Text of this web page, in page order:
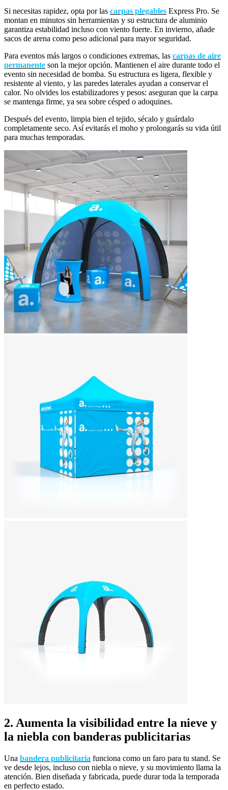
Si necesitas rapidez, opta por las carpas plegables Express Pro. Se
montan en minutos sin herramientas y su estructura de aluminio
garantiza estabilidad incluso con viento fuerte. En invierno, añade
sacos de arena como peso adicional para mayor seguridad.
Para eventos más largos o condiciones extremas, las carpas de aire
permanente son la mejor opción. Mantienen el aire durante todo el
evento sin necesidad de bomba. Su estructura es ligera, flexible y
resistente al viento, y las paredes laterales ayudan a conservar el
calor. No olvides los estabilizadores y pesos: aseguran que la carpa
se mantenga firme, ya sea sobre césped o adoquines.
Después del evento, limpia bien el tejido, sécalo y guárdalo
completamente seco. Así evitarás el moho y prolongarás su vida útil
para muchas temporadas.
2. Aumenta la visibilidad entre la nieve y
la niebla con banderas publicitarias
Una bandera publicitaria funciona como un faro para tu stand. Se
ve desde lejos, incluso con niebla o nieve, y su movimiento llama la
atención. Bien diseñada y fabricada, puede durar toda la temporada
en perfecto estado.